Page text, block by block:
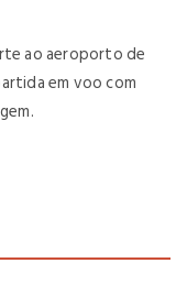
ao aeroporto de
em voo com